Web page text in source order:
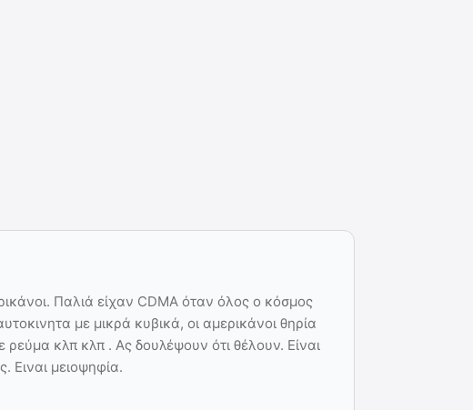
Παλιά είχαν CDMA όταν όλος ο κόσμος
με μικρά κυβικά, οι αμερικάνοι θηρία
κλπ κλπ . Ας δουλέψουν ότι θέλουν. Είναι
Ειναι μειοψηφία.